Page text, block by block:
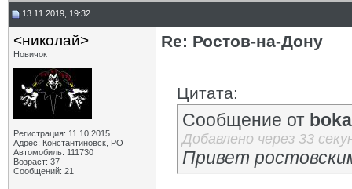
13.11.2019, 19:32
<николай>
Новичок
Регистрация: 11.10.2015
Адрес: Константиновск, РО
Автомобиль: 111730
Возраст: 37
Сообщений: 21
Re: Ростов-на-Дону
Цитата:
Сообщение от
Добавлено через 33
Привет